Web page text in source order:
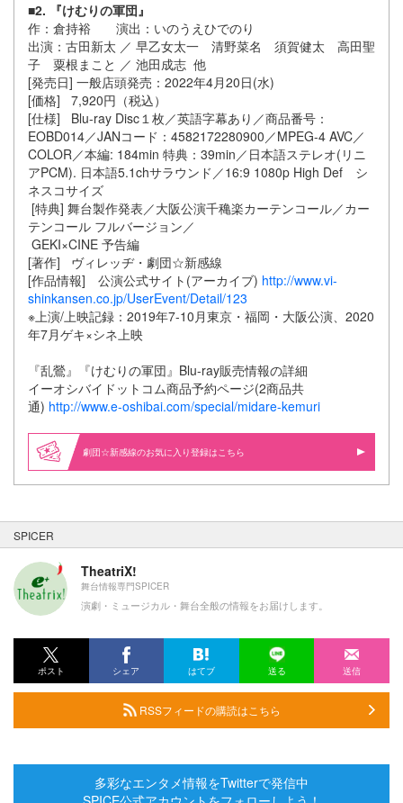
■2. 『けむりの軍団』
作：倉持裕 演出：いのうえひでのり
出演：古田新太 ／ 早乙女太一 清野菜名 須賀健太 高田聖
子 粟根まこと ／ 池田成志 他
[発売日] 一般店頭発売：2022年4月20日(水)
[価格] 7,920円（税込）
[仕様] Blu-ray Disc１枚／英語字幕あり／商品番号：
EOBD014／JANコード：4582172280900／MPEG-4 AVC／
COLOR／本編: 184min 特典：39min／日本語ステレオ(リニ
アPCM). 日本語5.1chサラウンド／16:9 1080p High Def シ
ネスコサイズ
[特典] 舞台製作発表／大阪公演千穐楽カーテンコール／カー
テンコール フルバージョン／
GEKI×CINE 予告編
[著作] ヴィレッヂ・劇団☆新感線
[作品情報] 公演公式サイト(アーカイブ) http://www.vi-
shinkansen.co.jp/UserEvent/Detail/123
※上演/上映記録：2019年7-10月東京・福岡・大阪公演、2020
年7月ゲキ×シネ上映
『乱鶯』『けむりの軍団』Blu-ray販売情報の詳細
イーオシバイドットコム商品予約ページ(2商品共
通) http://www.e-oshibai.com/special/midare-kemuri
劇団☆新感線のお気に入り登録はこちら
SPICER
TheatriX!
舞台情報専門SPICER
演劇・ミュージカル・舞台全般の情報をお届けします。
ポスト シェア はてブ 送る 送信
RSSフィードの購読はこちら
多彩なエンタメ情報をTwitterで発信中